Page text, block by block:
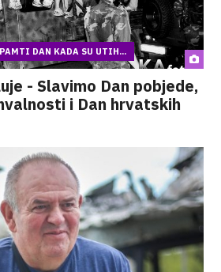
DAN KADA SU UTIH...
- Slavimo Dan pobjede,
i Dan hrvatskih